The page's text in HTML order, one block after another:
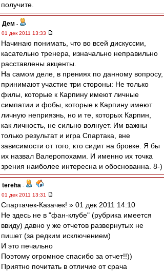
получите.
Дем -
01 дек 2011 13:33
Начинаю понимать, что во всей дискуссии,
касательно тренера, изначально неправильно
расставлены акценты.
На самом деле, в прениях по данному вопросу,
принимают участие три стороны: Не только
филы, которые к Карпину имеют личные
симпатии и фобы, которые к Карпину имеют
личную неприязнь, но и те, которых Карпин,
как личность, не сильно волнует. Им важны
только результат и игра Спартака, вне
зависимости от того, кто сидит на бровке. Я бы
их назвал Валеропохами. И именно их точка
зрения наиболее интересна и обоснованна. 8-)
tereha -
01 дек 2011 13:31
Спартачек-Казачек! » 01 дек 2011 14:10
Не здесь не в "фан-клубе" (рубрика имеется
ввиду) давно у же отчетов развернутых не
пишет (за редким исключением)
И это печально
Поэтому огромное спасибо за отчет!!))
Приятно почитать в отличие от срача